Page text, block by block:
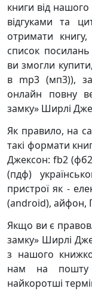
книги від нашого
відгуками та
отримати
список
ви змогли
в mp3 (мп3)),
онлайн повну
замку» Ширлі
Як правило, на
такі формати
Джексон: fb2
(пдф)
пристрої як -
(android), айфон,
Якщо ви є
замку» Ширлі
з нашого
нам на пошту
найкоротші